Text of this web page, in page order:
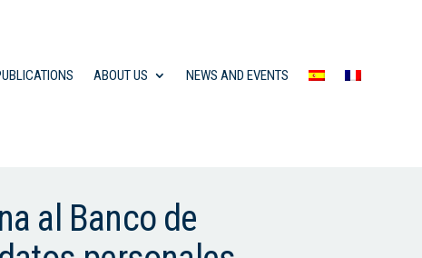
ABOUT US NEWS AND EVENTS
al Banco de